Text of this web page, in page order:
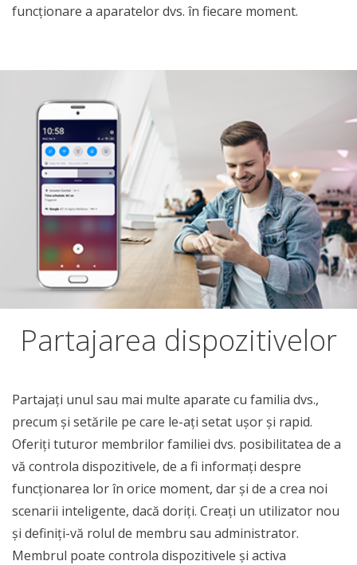
funcționare a aparatelor dvs. în fiecare moment.
Partajarea dispozitivelor
Partajați unul sau mai multe aparate cu familia dvs.,
precum și setările pe care le-ați setat ușor și rapid.
Oferiți tuturor membrilor familiei dvs. posibilitatea de a
vă controla dispozitivele, de a fi informați despre
funcționarea lor în orice moment, dar și de a crea noi
scenarii inteligente, dacă doriți. Creați un utilizator nou
și definiți-vă rolul de membru sau administrator.
Membrul poate controla dispozitivele și activa